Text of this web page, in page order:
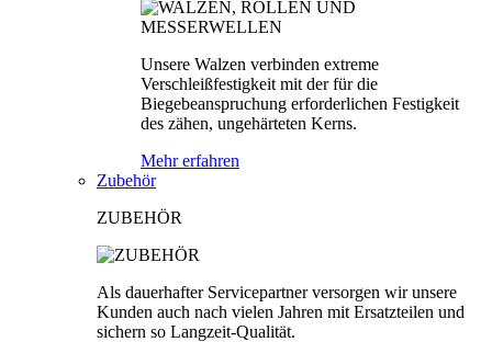
Unsere Walzen verbinden extreme
Verschleißfestigkeit mit der für die
Biegebeanspruchung erforderlichen Festigkeit
des zähen, ungehärteten Kerns.
Mehr erfahren
Zubehör
ZUBEHÖR
Als dauerhafter Servicepartner versorgen wir unsere
Kunden auch nach vielen Jahren mit Ersatzteilen und
sichern so Langzeit-Qualität.